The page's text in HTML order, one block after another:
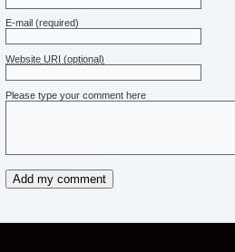
E-mail (required)
Website URI (optional)
Please type your comment here